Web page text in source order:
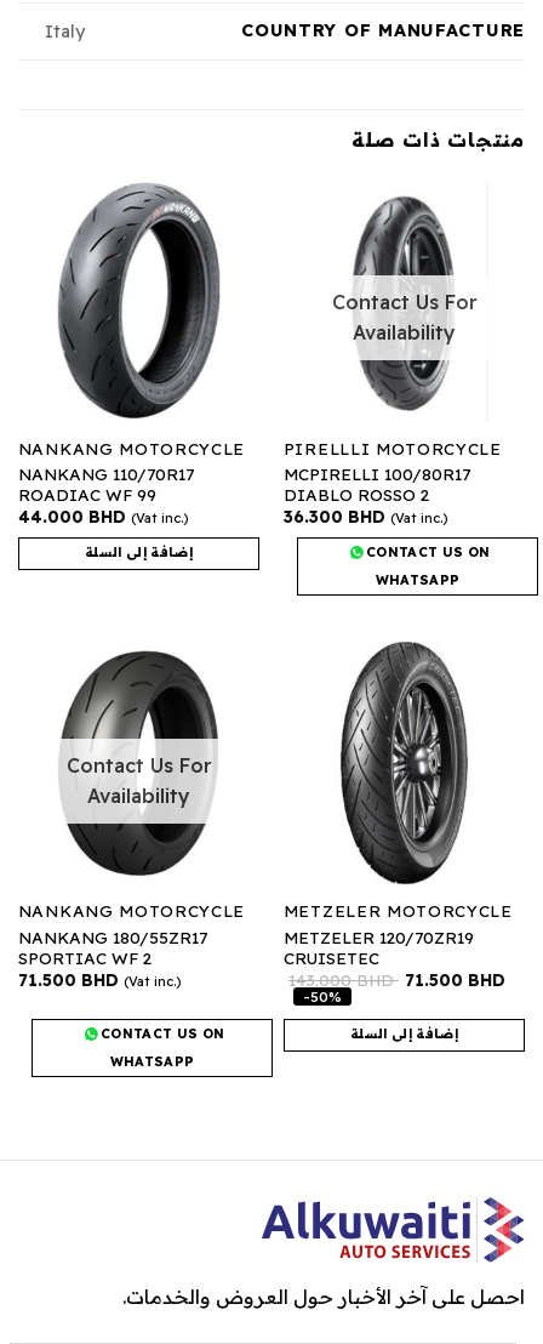
COUNTRY OF MANUFACTURE
Italy
منتجات ذات صلة
Contact Us For
Availability
PIRELLLI MOTORCYCLE
MCPIRELLI 100/80R17
DIABLO ROSSO 2
36.300 BHD (Vat inc.)
CONTACT US ON
WHATSAPP
NANKANG MOTORCYCLE
NANKANG 110/70R17
ROADIAC WF 99
44.000 BHD (Vat inc.)
إضافة إلى السلة
METZELER MOTORCYCLE
METZELER 120/70ZR19
CRUISETEC
143.000BHD 71.500 BHD
-50%
إضافة إلى السلة
Contact Us For
Availability
NANKANG MOTORCYCLE
NANKANG 180/55ZR17
SPORTIAC WF 2
71.500 BHD (Vat inc.)
CONTACT US ON
WHATSAPP
احصل على آخر الأخبار حول العروض والخدمات.